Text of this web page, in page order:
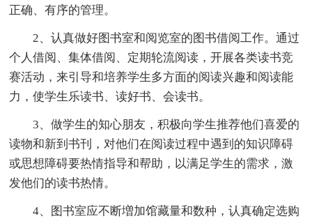
正确、有序的管理。
2、认真做好图书室和阅览室的图书借阅工作。通过
个人借阅、集体借阅、定期轮流阅读，开展各类读书竞
赛活动，来引导和培养学生多方面的阅读兴趣和阅读能
力，使学生乐读书、读好书、会读书。
3、做学生的知心朋友，积极向学生推荐他们喜爱的
读物和新到书刊，对他们在阅读过程中遇到的知识障碍
或思想障碍要热情指导和帮助，以满足学生的需求，激
发他们的读书热情。
4、图书室应不断増加馆藏量和数种，认真确定选购